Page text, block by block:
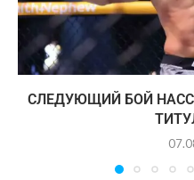
СЛЕДУЮЩИЙ БОЙ